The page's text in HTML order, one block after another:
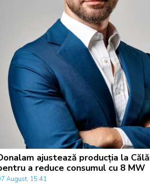
ajustează producția la
a reduce consumul cu 8 MW
August, 15:41